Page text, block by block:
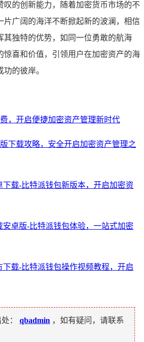
叹的创新能力，随着加密货币市场的不
片广阔的海洋不断掀起新的波澜，相信
其独特的优势，如同一位勇敢的航海
惊喜和价值，引领用户在加密资产的海
的彼岸。
，开启便捷加密资产管理新时代
下载攻略，安全开启加密资产管理之
下载-比特派钱包新版本，开启加密资
安卓版-比特派钱包体验，一站式加密
下载-比特派钱包操作视频教程，开启
： qbadmin ，如有疑问，请联系